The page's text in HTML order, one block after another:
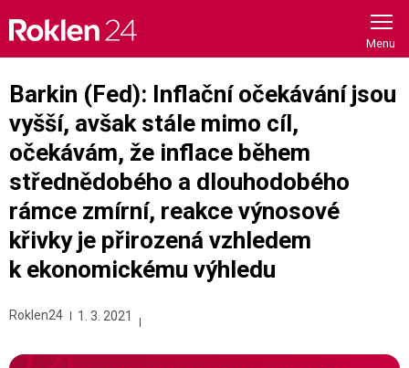
content
Barkin (Fed): Inflační očekávání jsou
vyšší, avšak stále mimo cíl,
očekávám, že inflace během
střednědobého a dlouhodobého
rámce zmírní, reakce výnosové
křivky je přirozená vzhledem
k ekonomickému výhledu
Roklen24 1. 3. 2021